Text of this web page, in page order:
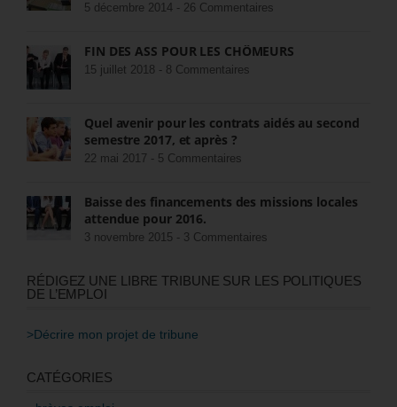
5 décembre 2014 - 26 Commentaires
FIN DES ASS POUR LES CHÔMEURS
15 juillet 2018 - 8 Commentaires
Quel avenir pour les contrats aidés au second
semestre 2017, et après ?
22 mai 2017 - 5 Commentaires
Baisse des financements des missions locales
attendue pour 2016.
3 novembre 2015 - 3 Commentaires
RÉDIGEZ UNE LIBRE TRIBUNE SUR LES POLITIQUES
DE L’EMPLOI
>Décrire mon projet de tribune
CATÉGORIES